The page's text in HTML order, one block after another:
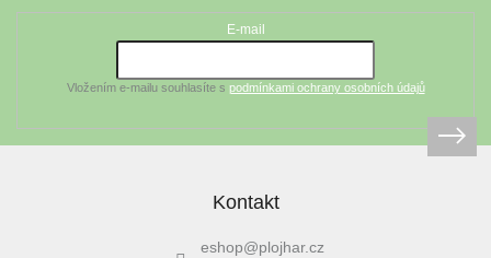
E-mail
Vložením e-mailu souhlasíte s podmínkami ochrany osobních údajů
Kontakt
eshop@plojhar.cz